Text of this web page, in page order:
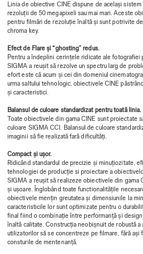
Linia de obiective CINE dispune de același
rezoluții de 50 megapixeli sau mai mari. Aceste
pentru filmări de rezoluție înaltă și sunt potrivite
chroma key.
Efect de Flare și “ghosting” redus.
Pentru a îndeplini cerințele ridicate ale fotografiei
SIGMA a reușit să rezolve un spectru larg de
efort este că acum și cei din domeniul
urma saltului tehnologic, obiectivele CINE
și caracteristici.
Balansul de culoare standardizat pentru toată linia.
Toate obiectivele din gama CINE sunt proiectate
culoare SIGMA CCI. Balansul de culoare
imaginii să fie realizată fară dificultăți.
Compact și ușor.
Ridicând standardul de precizie și minuțiozitate,
tehnologiei de producție si proiectare a
SIGMA a reușit să realizeze obiectivele din gama
și ușoare. Înglobând toate functionalitățile
obiectivele mențin greutatea și dimensiunile la
caracteristicile lor sunt optimizate pentru o
final fiind o combinație între performanță și
înaltă calitate. Construcția neobișnuit de robustă
utilizatorilor să se concentreze pe filmare, fără ași
consturile de mentenanță.